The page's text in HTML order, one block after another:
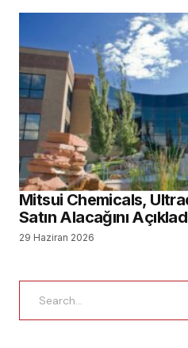
Mitsui Chemicals,
Satın Alacağını
29 Haziran 2026